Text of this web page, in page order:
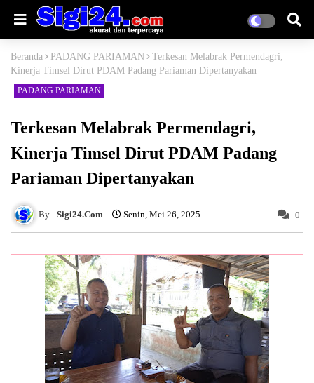
Beranda PADANG PARIAMAN
Terkesan Melabrak Permendagri,
Kinerja Timsel Dirut PDAM Padang Pariaman Dipertanyakan
PADANG PARIAMAN
Terkesan Melabrak Permendagri,
Kinerja Timsel Dirut PDAM Padang
Pariaman Dipertanyakan
Sigi24.Com Senin, Mei 26, 2025 0